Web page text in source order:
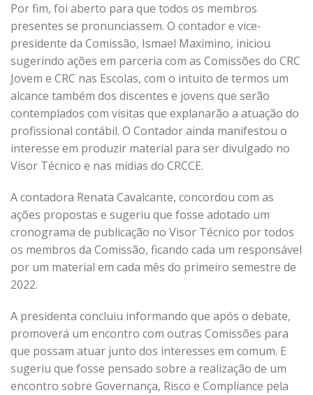
Por fim, foi aberto para que todos os membros
presentes se pronunciassem. O contador e vice-
presidente da Comissão, Ismael Maximino, iniciou
sugerindo ações em parceria com as Comissões do CRC
Jovem e CRC nas Escolas, com o intuito de termos um
alcance também dos discentes e jovens que serão
contemplados com visitas que explanarão a atuação do
profissional contábil. O Contador ainda manifestou o
interesse em produzir material para ser divulgado no
Visor Técnico e nas mídias do CRCCE.
A contadora Renata Cavalcante, concordou com as
ações propostas e sugeriu que fosse adotado um
cronograma de publicação no Visor Técnico por todos
os membros da Comissão, ficando cada um responsável
por um material em cada mês do primeiro semestre de
2022.
A presidenta concluiu informando que após o debate,
promoverá um encontro com outras Comissões para
que possam atuar junto dos interesses em comum. E
sugeriu que fosse pensado sobre a realização de um
encontro sobre Governança, Risco e Compliance pela